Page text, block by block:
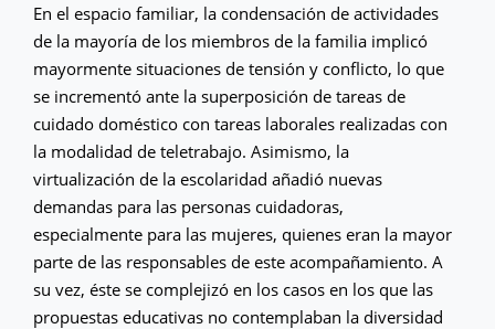
En el espacio familiar, la condensación de actividades
de la mayoría de los miembros de la familia implicó
mayormente situaciones de tensión y conflicto, lo que
se incrementó ante la superposición de tareas de
cuidado doméstico con tareas laborales realizadas con
la modalidad de teletrabajo. Asimismo, la
virtualización de la escolaridad añadió nuevas
demandas para las personas cuidadoras,
especialmente para las mujeres, quienes eran la mayor
parte de las responsables de este acompañamiento. A
su vez, éste se complejizó en los casos en los que las
propuestas educativas no contemplaban la diversidad